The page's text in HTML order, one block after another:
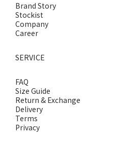
Brand Story
Stockist
Company
Career
SERVICE
FAQ
Size Guide
Return & Exchange
Delivery
Terms
Privacy